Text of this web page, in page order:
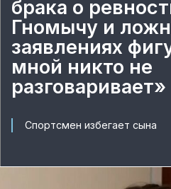
брака о
Гномычу и
заявлениях
мной никто не
разговаривает»
Спортсмен избегает сына